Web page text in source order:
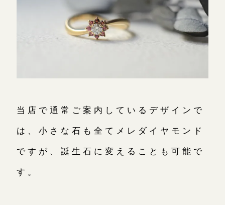
当店で通常ご案内しているデザインで
は、小さな石も全てメレダイヤモンド
ですが、誕生石に変えることも可能で
す。